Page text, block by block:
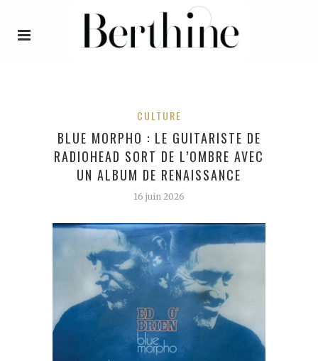
CULTURE
BLUE MORPHO : LE GUITARISTE DE
RADIOHEAD SORT DE L’OMBRE AVEC
UN ALBUM DE RENAISSANCE
16 juin 2026